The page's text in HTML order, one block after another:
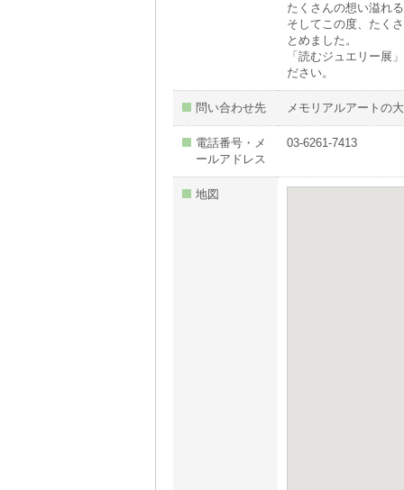
たくさんの想い溢れ
そしてこの度、たく
とめました。
「読むジュエリー展
ださい。
問い合わせ先 メモリアルアートの
電話番号・メ
ールアドレス
03-6261-7413
地図